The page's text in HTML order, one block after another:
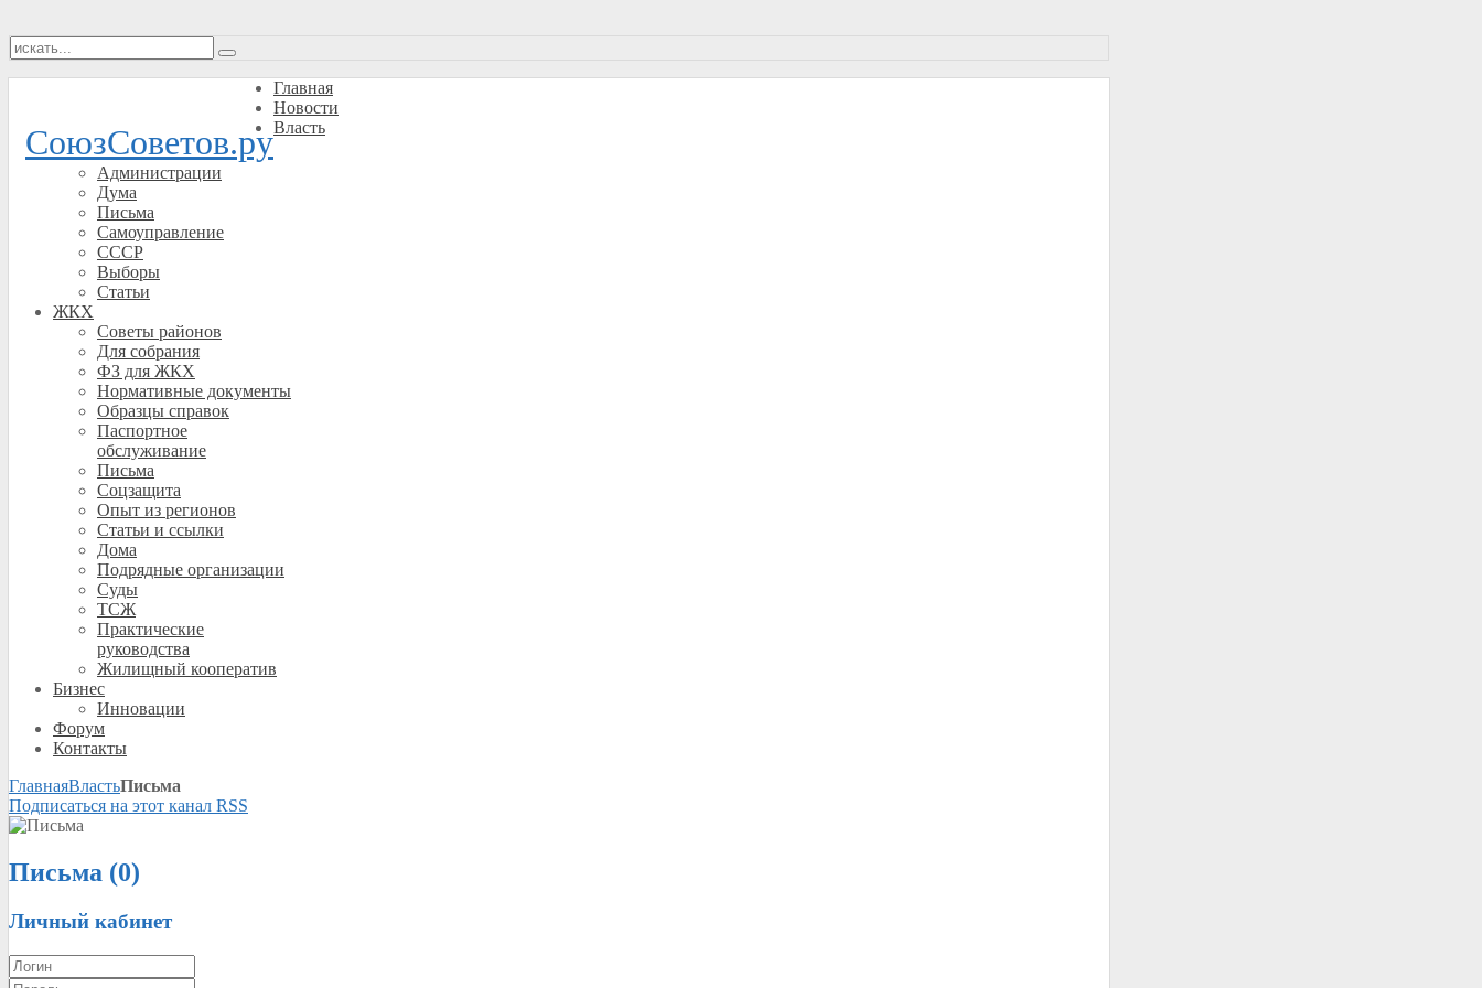
СоюзСоветов.ру
Главная
Новости
Власть
Администрации
Дума
Письма
Самоуправление
СССР
Выборы
Статьи
ЖКХ
Советы районов
Для собрания
ФЗ для ЖКХ
Нормативные документы
Образцы справок
Паспортное
обслуживание
Письма
Соцзащита
Опыт из регионов
Статьи и ссылки
Дома
Подрядные организации
Суды
ТСЖ
Практические
руководства
Жилищный кооператив
Бизнес
Инновации
Форум
Контакты
ГлавнаяВластьПисьма
Подписаться на этот канал RSS
Письма (0)
Личный кабинет